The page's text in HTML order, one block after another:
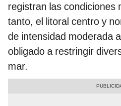
registran las condiciones
tanto, el litoral centro y
de intensidad moderada
obligado a restringir
mar.